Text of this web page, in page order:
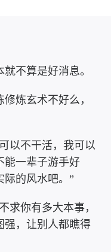
不算是好消息。
炼玄术不好么，
以不干活，我可以
能一辈子游手好
际的风水吧。”
求你有多大本事，
强，让别人都瞧得